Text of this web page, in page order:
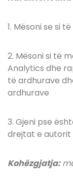
1. Mësoni se si
2. Mësoni si të
Analytics dhe
të ardhurave
ardhurave
3. Gjeni pse
drejtat e autorit
Kohëzgjatja: